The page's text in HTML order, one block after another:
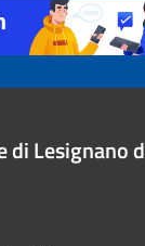
di Lesignano